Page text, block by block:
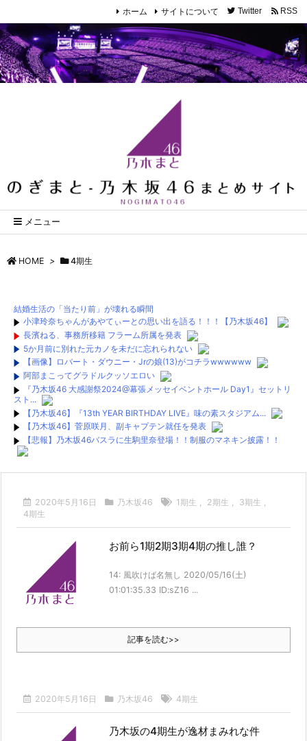
メニュー
ホーム サイトについて Twitter RSS
HOME > 4期生
結婚生活の「当たり前」が壊れる瞬間
小津玲奈ちゃんがあやてぃーとの思い出を語る！！！【乃木坂46】
長濱ねる、事務所移籍 フラーム所属を発表
5か月前に別れた元カノを未だに忘れられない
【画像】ロバート・ダウニー・Jrの娘(13)がコチラwwwwww
阿部まこってグラドルクッソエロい
『乃木坂46 大感謝祭2024@幕張メッセイベントホール Day1』セットリ
スト...
【乃木坂46】『13th YEAR BIRTHDAY LIVE』味の素スタジアム...
【乃木坂46】菅原咲月、副キャプテン就任を発表
【悲報】乃木坂46バスラに生駒里奈登場！！制服のマネキン披露！！
お！！！！！！
【レベルが違う】３期生さん、ライブで格の違いを見せつける！！ｗｗ
ｗｗｗｗｗ
【暴露2】当サイト管理人より閉鎖に至った経緯とまとめサイトに関する
【暴露1】当サイト管理人より閉鎖に至った経緯とまとめサイトに関する
重要な情報
Powered by livedoor 相互RSS
結婚生活の「当たり前」が壊れる瞬間
【画像】この金村美玖さん、大変なことになってるって...
【日向坂46】運動神経良い人と悪い人の対比をご覧ください… NEW!
2020年5月16日 乃木坂46 1期生 , 2期生 , 3期生 ,
4期生
お前ら1期2期3期4期の推し誰？
14: 風吹けば名無し 2020/05/16(土)
01:01:35.33 ID:sZ16 ...
記事を読む>>
2020年5月16日 乃木坂46 4期生
乃木坂の4期生が逸材まみれな件